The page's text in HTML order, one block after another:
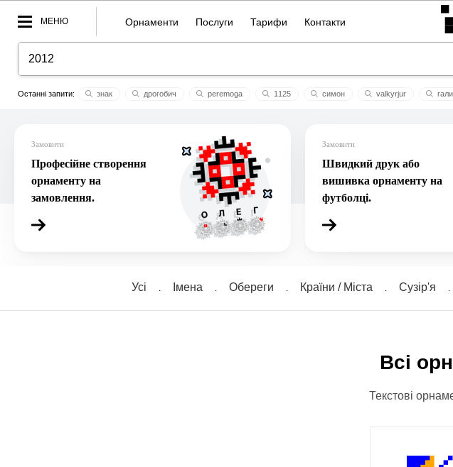
МЕНЮ Орнаменти Послуги Тарифи Контакти
знак дрогобич peremoga 1125 симон valkyrjur
Замовити
Професійне створення
орнаменту на
замовлення.
Замовити
Швидкий друк або
вишивка орнаменту на
футболці.
Усі Імена Обереги Країни / Міста Сузiр'я
Всі
Текстові